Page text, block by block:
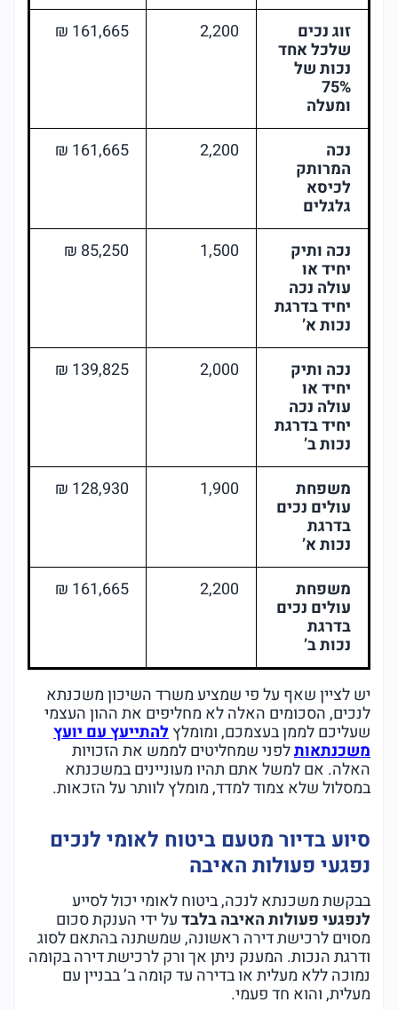
זוג נכים
שלכל אחד
נכות של
75%
ומעלה
2,200
161,665 ₪
נכה
המרותק
לכיסא
גלגלים
2,200
161,665 ₪
נכה ותיק
יחיד או
עולה נכה
יחיד בדרגת
נכות א’
1,500
85,250 ₪
נכה ותיק
יחיד או
עולה נכה
יחיד בדרגת
נכות ב’
2,000
139,825 ₪
משפחת
עולים נכים
בדרגת
נכות א’
1,900
128,930 ₪
משפחת
עולים נכים
בדרגת
נכות ב’
2,200
161,665 ₪
יש לציין שאף על פי שמציע משרד השיכון משכנתא
לנכים, הסכומים האלה לא מחליפים את ההון העצמי
שעליכם לממן בעצמכם, ומומלץלהתייעץ עם יועץ
משכנתאותלפני שמחליטים לממש את הזכויות
האלה. אם למשל אתם תהיו מעוניינים במשכנתא
במסלול שלא צמוד למדד, מומלץ לוותר על הזכאות.
סיוע בדיור מטעם ביטוח לאומי לנכים
נפגעי פעולות האיבה
בבקשת משכנתא לנכה, ביטוח לאומי יכול לסייע
לנפגעי פעולות האיבה בלבדעל ידי הענקת סכום
מסוים לרכישת דירה ראשונה, שמשתנה בהתאם לסוג
ודרגת הנכות. המענק ניתן אך ורק לרכישת דירה בקומה
נמוכה ללא מעלית או בדירה עד קומה ב’ בבניין עם
מעלית, והוא חד פעמי.